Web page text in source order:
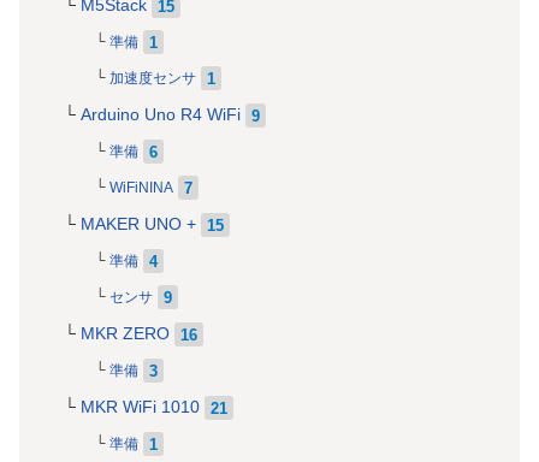
M5Stack 15
準備 1
加速度センサ 1
Arduino Uno R4 WiFi 9
準備 6
WiFiNINA 7
MAKER UNO + 15
準備 4
センサ 9
MKR ZERO 16
準備 3
MKR WiFi 1010 21
準備 1